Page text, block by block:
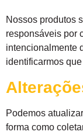
Nossos produtos
responsáveis por
intencionalmente
identificarmos
Podemos
forma como